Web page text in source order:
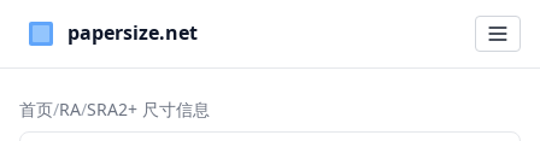
Paper Sizes
首页/RA/SRA2+ 尺寸信息